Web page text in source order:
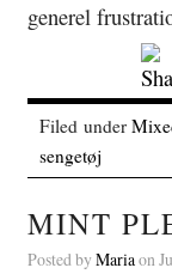
generel
Filed under
sengetøj
MINT
Posted byMariaon